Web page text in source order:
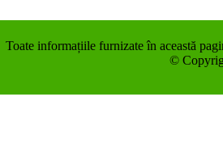
Toate informațiile furnizate în această
©